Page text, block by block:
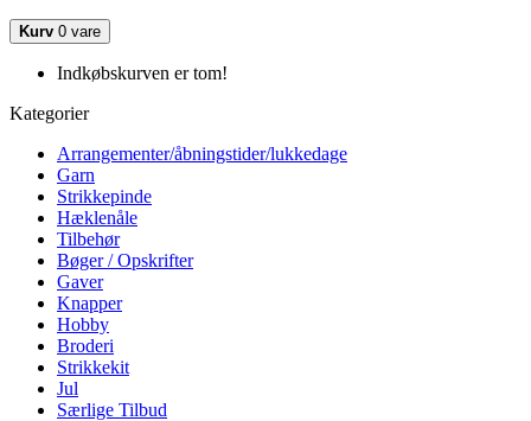
Kurv 0 vare
Indkøbskurven er tom!
Kategorier
Arrangementer/åbningstider/lukkedage
Garn
Strikkepinde
Hæklenåle
Tilbehør
Bøger / Opskrifter
Gaver
Knapper
Hobby
Broderi
Strikkekit
Jul
Særlige Tilbud